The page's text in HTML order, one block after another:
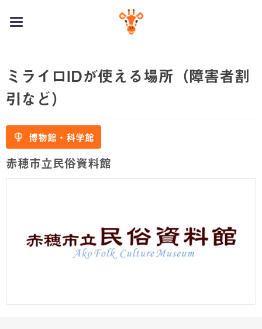
toggle
ミライロIDが使える場所（障害者割
引など）
博物館・科学館
赤穂市立民俗資料館